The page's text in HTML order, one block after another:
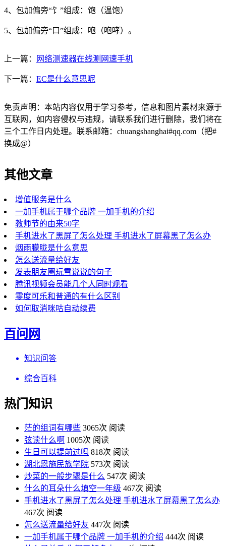
4、包加偏旁“饣”组成：饱（温饱）
5、包加偏旁“口”组成：咆（咆哮）。
上一篇： 网络测速器在线测网速手机
下一篇： EC是什么意思呢
免责声明：本站内容仅用于学习参考，信息和图片素材来源于
互联网，如内容侵权与违规，请联系我们进行删除，我们将在
三个工作日内处理。联系邮箱：chuangshanghai#qq.com（把#
换成@）
其他文章
增值服务是什么
一加手机属于哪个品牌 一加手机的介绍
教师节的由来50字
手机进水了黑屏了怎么处理 手机进水了屏幕黑了怎么办
烟雨朦胧是什么意思
怎么送流量给好友
发表朋友圈玩雪说说的句子
腾讯视频会员能几个人同时观看
零度可乐和普通的有什么区别
如何取消咪咕自动续费
百问网
知识问答
综合百科
热门知识
茫的组词有哪些 3065次 阅读
弦读什么啊 1005次 阅读
生日可以提前过吗 818次 阅读
湖北恩施民族学院 573次 阅读
炒菜的一般步骤是什么 547次 阅读
什么的耳朵什么填空一年级 467次 阅读
手机进水了黑屏了怎么处理 手机进水了屏幕黑了怎么办
467次 阅读
怎么送流量给好友 447次 阅读
一加手机属于哪个品牌 一加手机的介绍 444次 阅读